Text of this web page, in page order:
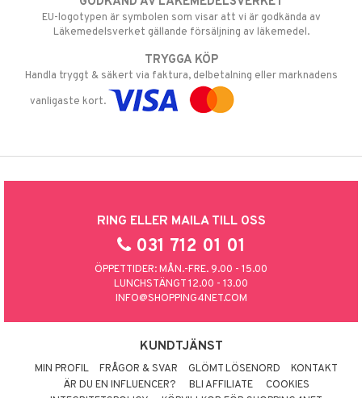
EU-logotypen är symbolen som visar att vi är godkända av
Läkemedelsverket gällande försäljning av läkemedel.
TRYGGA KÖP
Handla tryggt & säkert via faktura, delbetalning eller marknadens
vanligaste kort.
RING ELLER MAILA TILL OSS
031 712 01 01
ÖPPETTIDER: MÅN.-FRE. 9.00 - 15.00
LUNCHSTÄNGT 12.00 - 13.00
INFO@SHOPPING4NET.COM
KUNDTJÄNST
MIN PROFIL FRÅGOR & SVAR GLÖMT LÖSENORD
KONTAKT
ÄR DU EN INFLUENCER?
BLI AFFILIATE
COOKIES